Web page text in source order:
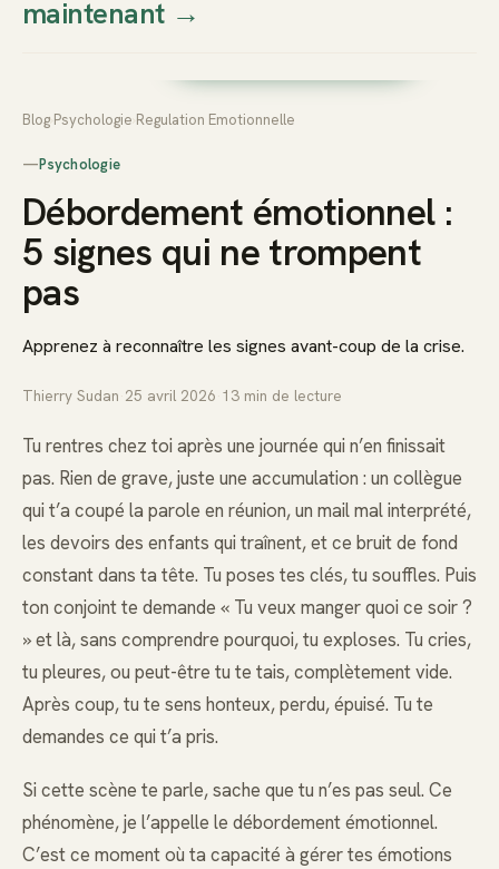
Thierry
Prendre rendez-vous dès
maintenant→
Blog Psychologie Regulation Emotionnelle
—Psychologie
Débordement émotionnel :
5 signes qui ne trompent
pas
Apprenez à reconnaître les signes avant-coup de la crise.
Thierry Sudan 25 avril 2026 13 min de lecture
Tu rentres chez toi après une journée qui n’en finissait
pas. Rien de grave, juste une accumulation : un collègue
qui t’a coupé la parole en réunion, un mail mal interprété,
les devoirs des enfants qui traînent, et ce bruit de fond
constant dans ta tête. Tu poses tes clés, tu souffles. Puis
ton conjoint te demande « Tu veux manger quoi ce soir ?
» et là, sans comprendre pourquoi, tu exploses. Tu cries,
tu pleures, ou peut-être tu te tais, complètement vide.
Après coup, tu te sens honteux, perdu, épuisé. Tu te
demandes ce qui t’a pris.
Si cette scène te parle, sache que tu n’es pas seul. Ce
phénomène, je l’appelle le débordement émotionnel.
C’est ce moment où ta capacité à gérer tes émotions